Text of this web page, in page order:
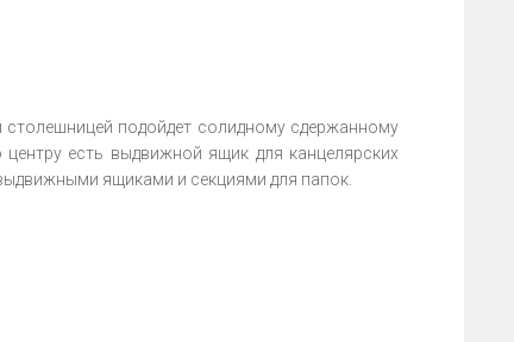
столешницей подойдет солидному сдержанному
есть выдвижной ящик для канцелярских
ящиками и секциями для папок.